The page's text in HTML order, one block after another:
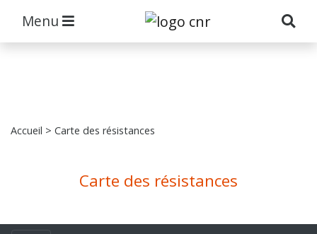
Menu
Accueil > Carte des résistances
Carte des résistances